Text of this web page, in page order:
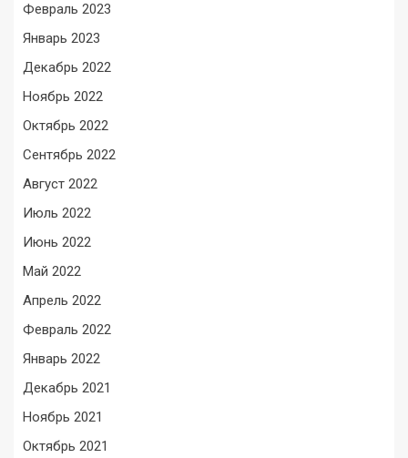
Февраль 2023
Январь 2023
Декабрь 2022
Ноябрь 2022
Октябрь 2022
Сентябрь 2022
Август 2022
Июль 2022
Июнь 2022
Май 2022
Апрель 2022
Февраль 2022
Январь 2022
Декабрь 2021
Ноябрь 2021
Октябрь 2021